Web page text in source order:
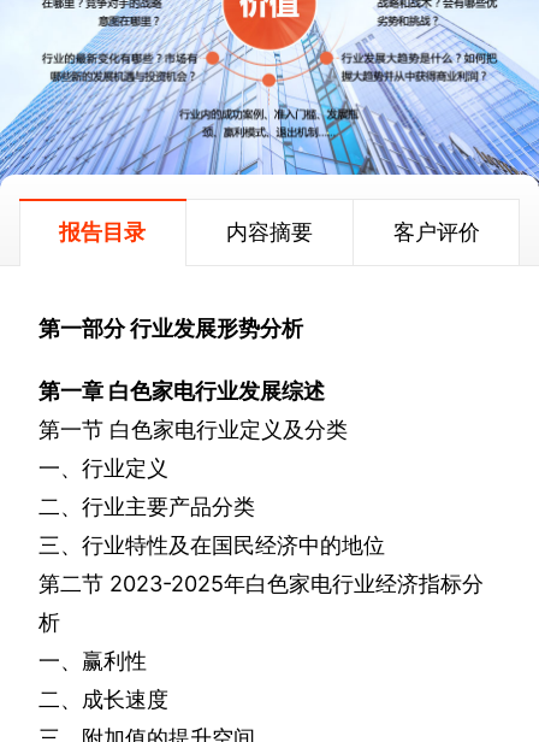
报告目录 内容摘要 客户评价
第一部分行业发展形势分析
第一章 白色家电行业发展综述
第一节 白色家电行业定义及分类
一、行业定义
二、行业主要产品分类
三、行业特性及在国民经济中的地位
第二节 2023-2025年白色家电行业经济指标分
析
一、赢利性
二、成长速度